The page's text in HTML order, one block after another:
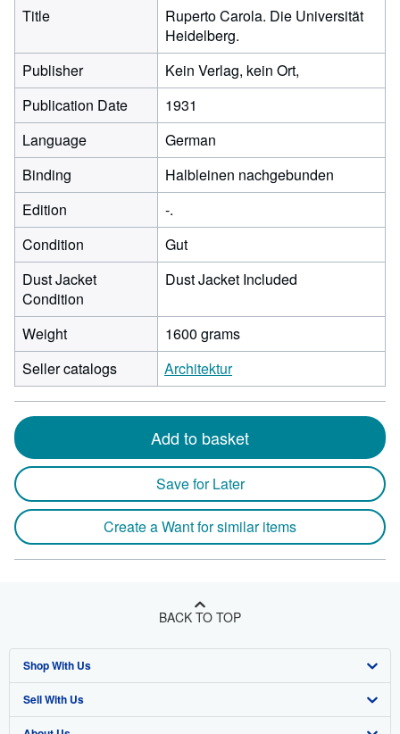
Title
Ruperto Carola. Die Universität
Heidelberg.
Publisher
Kein Verlag, kein Ort,
Publication Date
1931
Language
German
Binding
Halbleinen nachgebunden
Edition
-.
Condition
Gut
Dust Jacket
Condition
Dust Jacket Included
Weight
1600 grams
Seller catalogs
Architektur
Add to basket
Save for Later
Create a Want for similar items
BACK TO TOP
Shop With Us
Advanced Search
Sell With Us